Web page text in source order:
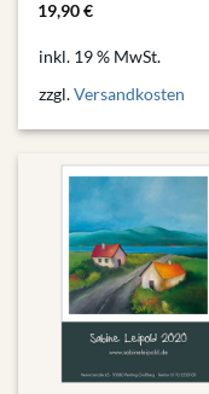
19,90€
inkl. 19 % MwSt.
zzgl.Versandkosten